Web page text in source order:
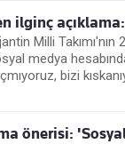
ilginç
Milli Takımı'nın
medya
bizi
önerisi: